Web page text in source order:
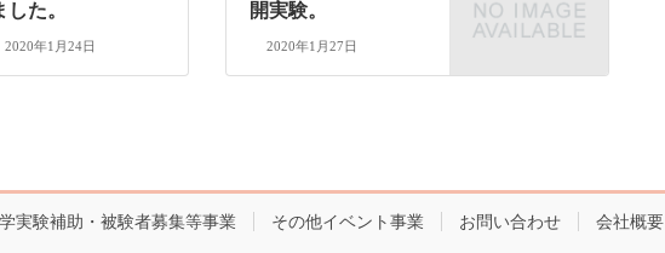
した。
2020年1月24日
開実験。
2020年1月27日
実験補助・被験者募集等事業 その他イベント事業 お問い合わせ 会社概要